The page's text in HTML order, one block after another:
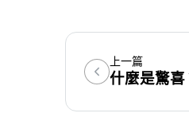
上一篇
什麼是驚